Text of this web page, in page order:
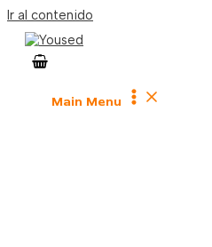
Ir al contenido
Main Menu